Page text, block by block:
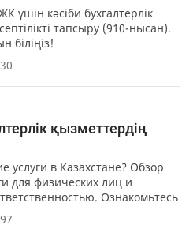
үшін кәсіби бухгалтерлік
тапсыру (910-нысан).
біліңіз!
қызметтердің
услуги в Казахстане? Обзор
для физических лиц и
Ознакомьтесь
как формируются